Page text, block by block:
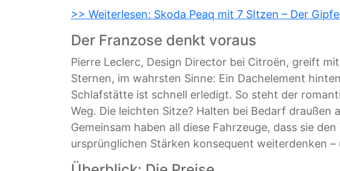
>> Weiterlesen: Skoda Peaq mit 7 SItzen – Der
Der Franzose denkt voraus
Pierre Leclerc, Design Director bei Citroën, greift
Sternen, im wahrsten Sinne: Ein Dachelement
Schlafstätte ist schnell erledigt. So steht der
Weg. Die leichten Sitze? Halten bei Bedarf draußen
Gemeinsam haben all diese Fahrzeuge, dass sie
ursprünglichen Stärken konsequent weiterdenken